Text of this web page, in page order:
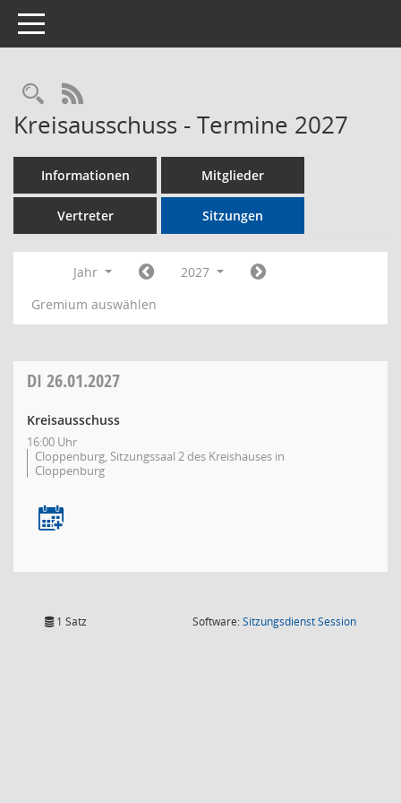
Toggle navigation
Rechercheauswahl
RSS-Feed
Kreisausschuss - Termine 2027
Informationen Mitglieder
Vertreter Sitzungen
Jahr
2027
Gremium auswählen
DI 26.01.2027
Kreisausschuss
16:00 Uhr
Cloppenburg, Sitzungssaal 2 des Kreishauses in
Cloppenburg
1 Satz Software:SitzungsdienstSession(Wird in